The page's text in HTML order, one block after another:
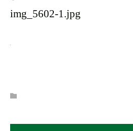
img_5602-1.jpg